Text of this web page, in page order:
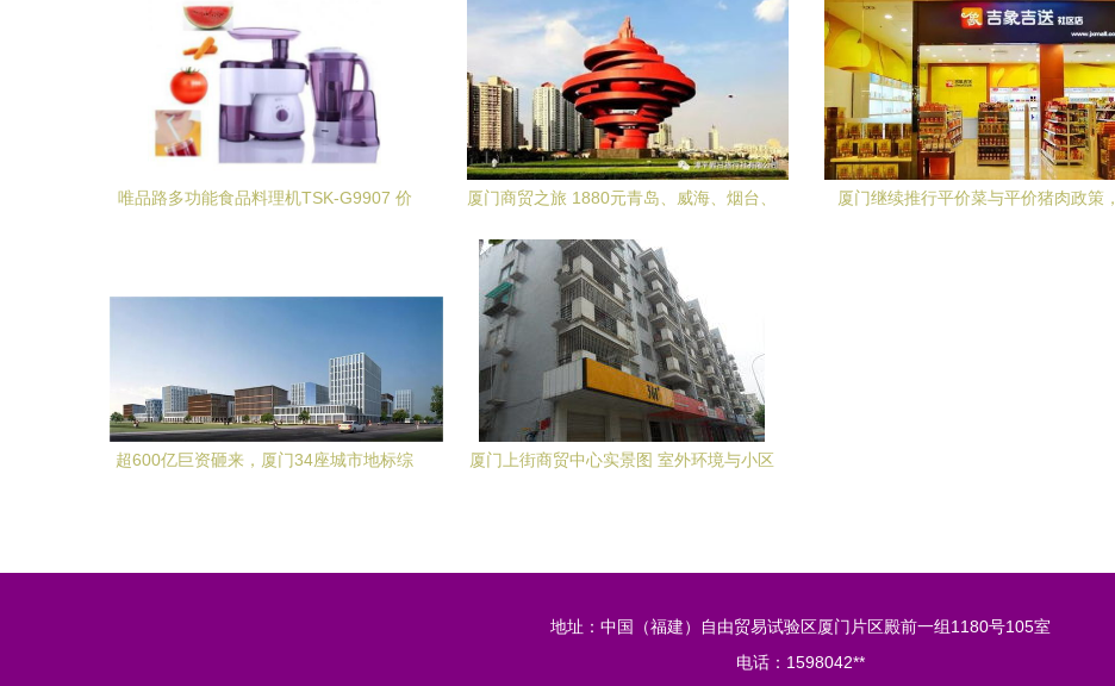
唯品路多功能食品料理机TSK-G9907 价
厦门商贸之旅 1880元青岛、威海、烟台、
厦门继续推行平价菜与平价猪肉政策，
超600亿巨资砸来，厦门34座城市地标综
厦门上街商贸中心实景图 室外环境与小区
地址：中国（福建）自由贸易试验区厦门片区殿前一组1180号105室
电话：1598042**